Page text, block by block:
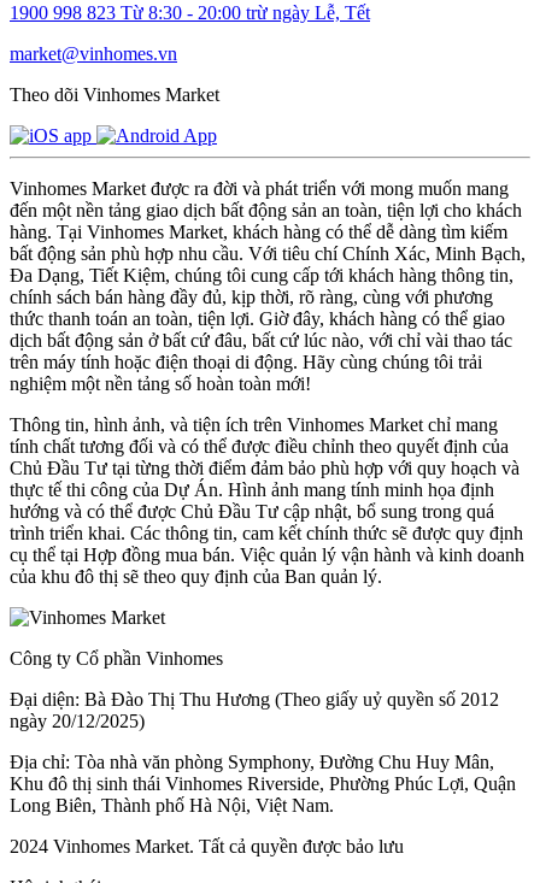
1900 998 823 Từ 8:30 - 20:00 trừ ngày Lễ, Tết
market@vinhomes.vn
Theo dõi Vinhomes Market
Vinhomes Market được ra đời và phát triển với mong muốn mang
đến một nền tảng giao dịch bất động sản an toàn, tiện lợi cho khách
hàng. Tại Vinhomes Market, khách hàng có thể dễ dàng tìm kiếm
bất động sản phù hợp nhu cầu. Với tiêu chí Chính Xác, Minh Bạch,
Đa Dạng, Tiết Kiệm, chúng tôi cung cấp tới khách hàng thông tin,
chính sách bán hàng đầy đủ, kịp thời, rõ ràng, cùng với phương
thức thanh toán an toàn, tiện lợi. Giờ đây, khách hàng có thể giao
dịch bất động sản ở bất cứ đâu, bất cứ lúc nào, với chỉ vài thao tác
trên máy tính hoặc điện thoại di động. Hãy cùng chúng tôi trải
nghiệm một nền tảng số hoàn toàn mới!
Thông tin, hình ảnh, và tiện ích trên Vinhomes Market chỉ mang
tính chất tương đối và có thể được điều chỉnh theo quyết định của
Chủ Đầu Tư tại từng thời điểm đảm bảo phù hợp với quy hoạch và
thực tế thi công của Dự Án. Hình ảnh mang tính minh họa định
hướng và có thể được Chủ Đầu Tư cập nhật, bổ sung trong quá
trình triển khai. Các thông tin, cam kết chính thức sẽ được quy định
cụ thể tại Hợp đồng mua bán. Việc quản lý vận hành và kinh doanh
của khu đô thị sẽ theo quy định của Ban quản lý.
Công ty Cổ phần Vinhomes
Đại diện: Bà Đào Thị Thu Hương (Theo giấy uỷ quyền số 2012
ngày 20/12/2025)
Địa chỉ: Tòa nhà văn phòng Symphony, Đường Chu Huy Mân,
Khu đô thị sinh thái Vinhomes Riverside, Phường Phúc Lợi, Quận
Long Biên, Thành phố Hà Nội, Việt Nam.
2024 Vinhomes Market. Tất cả quyền được bảo lưu